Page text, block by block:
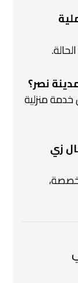
نصر؟
خدمة منزلية
زي